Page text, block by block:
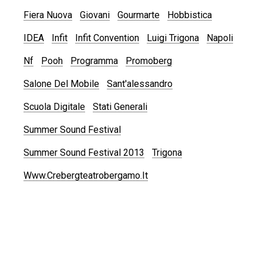
Fiera Nuova Giovani Gourmarte Hobbistica
IDEA Infit Infit Convention Luigi Trigona Napoli
Nf Pooh Programma Promoberg
Salone Del Mobile Sant'alessandro
Scuola Digitale Stati Generali
Summer Sound Festival
Summer Sound Festival 2013 Trigona
Www.crebergteatrobergamo.it